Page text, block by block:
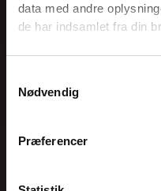
data med andre
de har indsamlet fra din
Nødvendig
Præferencer